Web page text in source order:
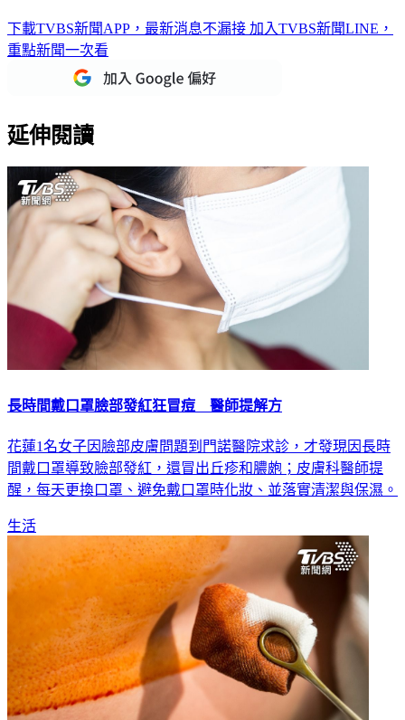
下載TVBS新聞APP，最新消息不漏接 加入TVBS新聞LINE，
重點新聞一次看
延伸閱讀
長時間戴口罩臉部發紅狂冒痘 醫師提解方
花蓮1名女子因臉部皮膚問題到門諾醫院求診，才發現因長時
間戴口罩導致臉部發紅，還冒出丘疹和膿皰；皮膚科醫師提
醒，每天更換口罩、避免戴口罩時化妝、並落實清潔與保濕。
生活